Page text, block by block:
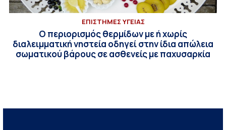
ΕΠΙΣΤΗΜΕΣ ΥΓΕΙΑΣ
Ο περιορισμός θερμίδων με ή χωρίς
διαλειμματική νηστεία οδηγεί στην ίδια απώλεια
σωματικού βάρους σε ασθενείς με παχυσαρκία